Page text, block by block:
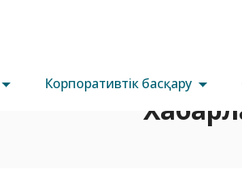
Корпоративтік басқару